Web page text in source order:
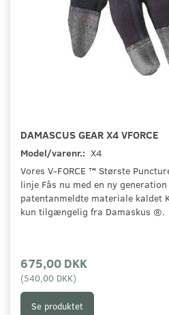
DAMASCUS GEAR X4 VFORCE
Model/varenr.: X4
Vores V-FORCE ™ Største
linje Fås nu med en ny
patentanmeldte materiale kaldet
kun tilgængelig fra Damaskus ®.
675,00 DKK
(540,00 DKK)
Se produktet